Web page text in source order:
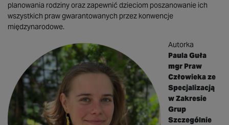
planowania rodziny oraz zapewnić dzieciom poszanowanie ich
wszystkich praw gwarantowanych przez konwencje
międzynarodowe.
Autorka
Paula Guła
mgr Praw
Człowieka ze
Specjalizacją
w Zakresie
Grup
Szczególnie